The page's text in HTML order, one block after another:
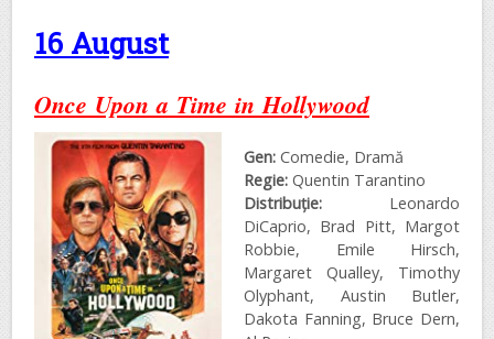
16 August
Once Upon a Time in Hollywood
Gen: Comedie, Dramă
Regie: Quentin Tarantino
Distribuţie: Leonardo
DiCaprio, Brad Pitt, Margot
Robbie, Emile Hirsch,
Margaret Qualley, Timothy
Olyphant, Austin Butler,
Dakota Fanning, Bruce Dern,